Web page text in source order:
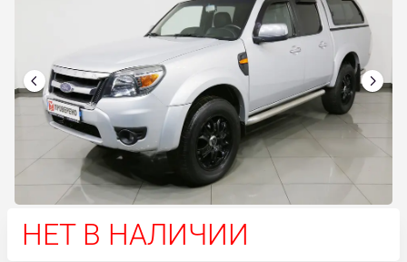
НЕТ В НАЛИЧИИ